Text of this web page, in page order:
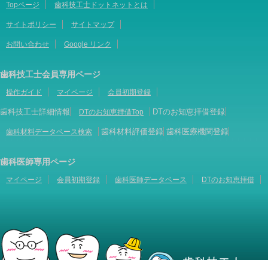
Topページ 歯科技工士ドットネットとは
サイトポリシー サイトマップ
お問い合わせ Google リンク
歯科技工士会員専用ページ
操作ガイド マイページ 会員初期登録
歯科技工士詳細情報 DTのお知恵拝借Top DTのお知恵拝借登録
歯科材料データベース検索 歯科材料評価登録 歯科医療機関登録
歯科医師専用ページ
マイページ 会員初期登録 歯科医師データベース DTのお知恵拝借